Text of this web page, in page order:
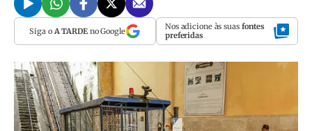
Siga o A TARDEno Google Nos adicione às suas fontes
preferidas